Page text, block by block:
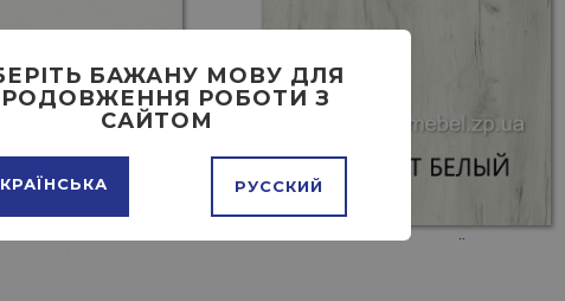
БАЖАНУ МОВУ ДЛЯ
РОБОТИ З
САЙТОМ
РУССКИЙ